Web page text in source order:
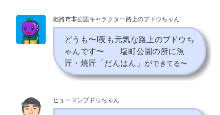
姫路市非公認キャラクター路上のブドウちゃん
どうも〜!夜も元気な路上のブドウち
ゃんです〜 塩町公園の所に魚
匠・焼匠「だんはん」ができてる〜
ヒューマンブドウちゃん